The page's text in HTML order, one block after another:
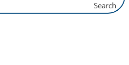
Search